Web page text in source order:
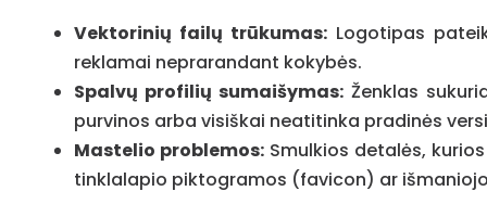
Vektorinių failų trūkumas: Logotipas
reklamai neprarandant kokybės.
Spalvų profilių sumaišymas: Ženklas
purvinos arba visiškai neatitinka pradinės
Mastelio problemos: Smulkios detalės,
tinklalapio piktogramos (favicon) ar